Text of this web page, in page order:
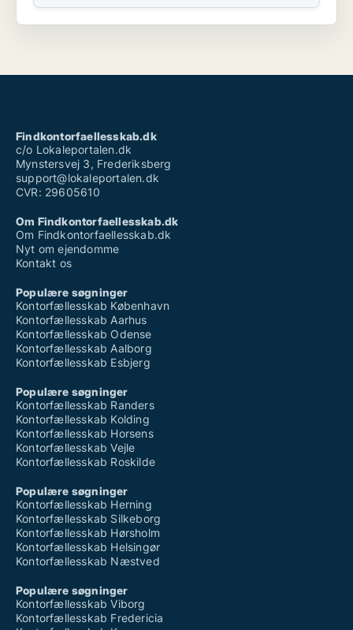
Findkontorfaellesskab.dk
c/o Lokaleportalen.dk
Mynstersvej 3, Frederiksberg
support@lokaleportalen.dk
CVR: 29605610
Om Findkontorfaellesskab.dk
Om Findkontorfaellesskab.dk
Nyt om ejendomme
Kontakt os
Populære søgninger
Kontorfællesskab København
Kontorfællesskab Aarhus
Kontorfællesskab Odense
Kontorfællesskab Aalborg
Kontorfællesskab Esbjerg
Populære søgninger
Kontorfællesskab Randers
Kontorfællesskab Kolding
Kontorfællesskab Horsens
Kontorfællesskab Vejle
Kontorfællesskab Roskilde
Populære søgninger
Kontorfællesskab Herning
Kontorfællesskab Silkeborg
Kontorfællesskab Hørsholm
Kontorfællesskab Helsingør
Kontorfællesskab Næstved
Populære søgninger
Kontorfællesskab Viborg
Kontorfællesskab Fredericia